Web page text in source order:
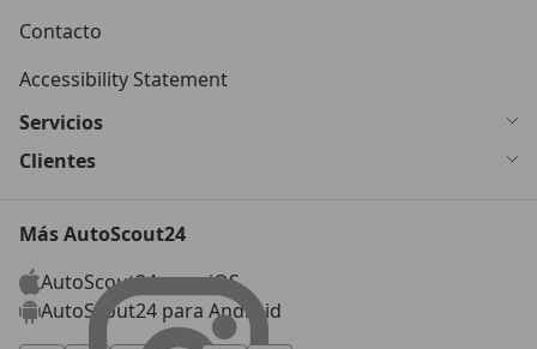
Contacto
Accessibility Statement
Servicios
Clientes
Más AutoScout24
AutoScout24 para iOS
AutoScout24 para Android